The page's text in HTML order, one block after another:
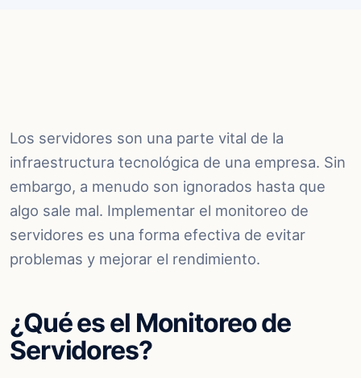
Los servidores son una parte vital de la
infraestructura tecnológica de una empresa. Sin
embargo, a menudo son ignorados hasta que
algo sale mal. Implementar el monitoreo de
servidores es una forma efectiva de evitar
problemas y mejorar el rendimiento.
¿Qué es el Monitoreo de
Servidores?